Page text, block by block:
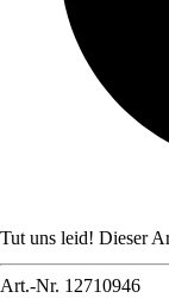
Tut uns leid! Dieser
Art.-Nr. 12710946